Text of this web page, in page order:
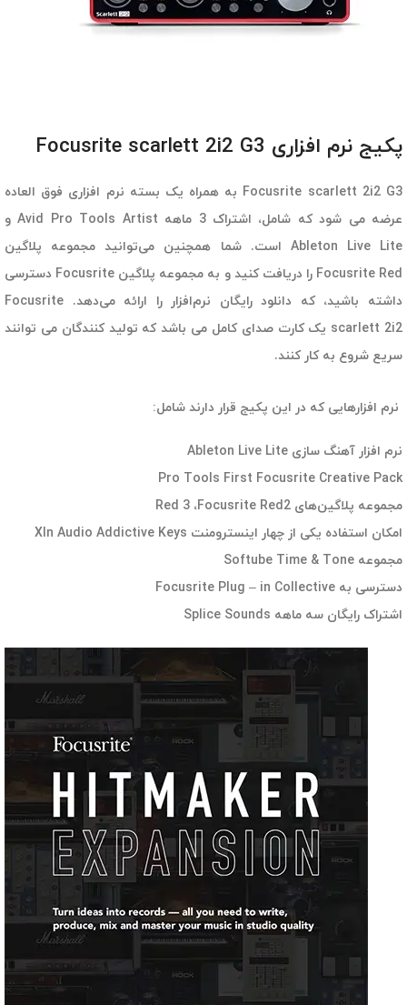
پکیج نرم افزاری Focusrite scarlett 2i2 G3
Focusrite scarlett 2i2 G3 به همراه یک بسته نرم افزاری فوق العاده
عرضه می شود که شامل، اشتراک 3 ماهه Avid Pro Tools Artist و
Ableton Live Lite است. شما همچنین می‌توانید مجموعه پلاگین
Focusrite Red را دریافت کنید و به مجموعه پلاگین Focusrite دسترسی
داشته باشید، که دانلود رایگان نرم‌افزار را ارائه می‌دهد. Focusrite
scarlett 2i2 یک کارت صدای کامل می باشد که تولید کنندگان می توانند
سریع شروع به کار کنند.
نرم افزارهایی که در این پکیج قرار دارند شامل:
نرم افزار آهنگ سازی Ableton Live Lite
Pro Tools First Focusrite Creative Pack
مجموعه پلاگین‌های Red 3 ،Focusrite Red2
امکان استفاده یکی از چهار اینسترومنت Xln Audio Addictive Keys
مجموعه Softube Time & Tone
دسترسی به Focusrite Plug – in Collective
اشتراک رایگان سه ماهه Splice Sounds